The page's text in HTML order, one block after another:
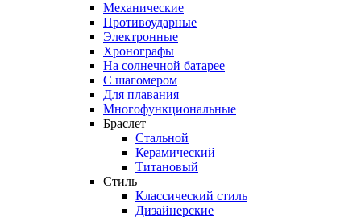
Механические
Противоударные
Электронные
Хронографы
На солнечной батарее
С шагомером
Для плавания
Многофункциональные
Браслет
Стальной
Керамический
Титановый
Стиль
Классический стиль
Дизайнерские